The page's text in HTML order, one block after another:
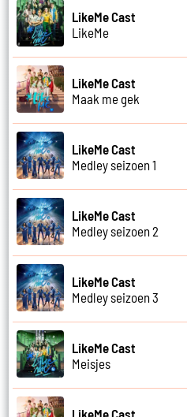
LikeMe Cast
LikeMe
LikeMe Cast
Maak me gek
LikeMe Cast
Medley seizoen 1
LikeMe Cast
Medley seizoen 2
LikeMe Cast
Medley seizoen 3
LikeMe Cast
Meisjes
LikeMe Cast